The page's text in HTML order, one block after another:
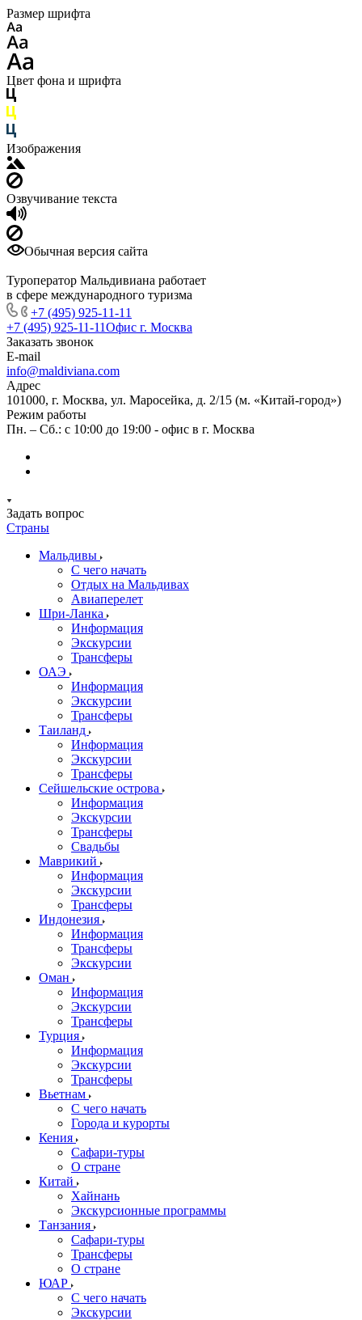
Размер шрифта
Цвет фона и шрифта
Изображения
Озвучивание текста
Обычная версия сайта
Туроператор Мальдивиана работает
в сфере международного туризма
+7 (495) 925-11-11
+7 (495) 925-11-11Офис г. Москва
Заказать звонок
E-mail
info@maldiviana.com
Адрес
101000, г. Москва, ул. Маросейка, д. 2/15 (м. «Китай-город»)
Режим работы
Пн. – Сб.: с 10:00 до 19:00 - офис в г. Москва
Задать вопрос
Страны
Мальдивы
С чего начать
Отдых на Мальдивах
Авиаперелет
Шри-Ланка
Информация
Экскурсии
Трансферы
ОАЭ
Информация
Экскурсии
Трансферы
Таиланд
Информация
Экскурсии
Трансферы
Сейшельские острова
Информация
Экскурсии
Трансферы
Свадьбы
Маврикий
Информация
Экскурсии
Трансферы
Индонезия
Информация
Трансферы
Экскурсии
Оман
Информация
Экскурсии
Трансферы
Турция
Информация
Экскурсии
Трансферы
Вьетнам
С чего начать
Города и курорты
Кения
Сафари-туры
О стране
Китай
Хайнань
Экскурсионные программы
Танзания
Сафари-туры
Трансферы
О стране
ЮАР
С чего начать
Экскурсии